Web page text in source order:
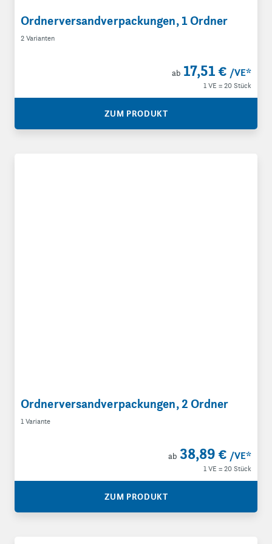
Ordnerversandverpackungen, 1 Ordner
2 Varianten
ab 17,51 € /VE*
1 VE = 20 Stück
ZUM PRODUKT
Ordnerversandverpackungen, 2 Ordner
1 Variante
ab 38,89 € /VE*
1 VE = 20 Stück
ZUM PRODUKT